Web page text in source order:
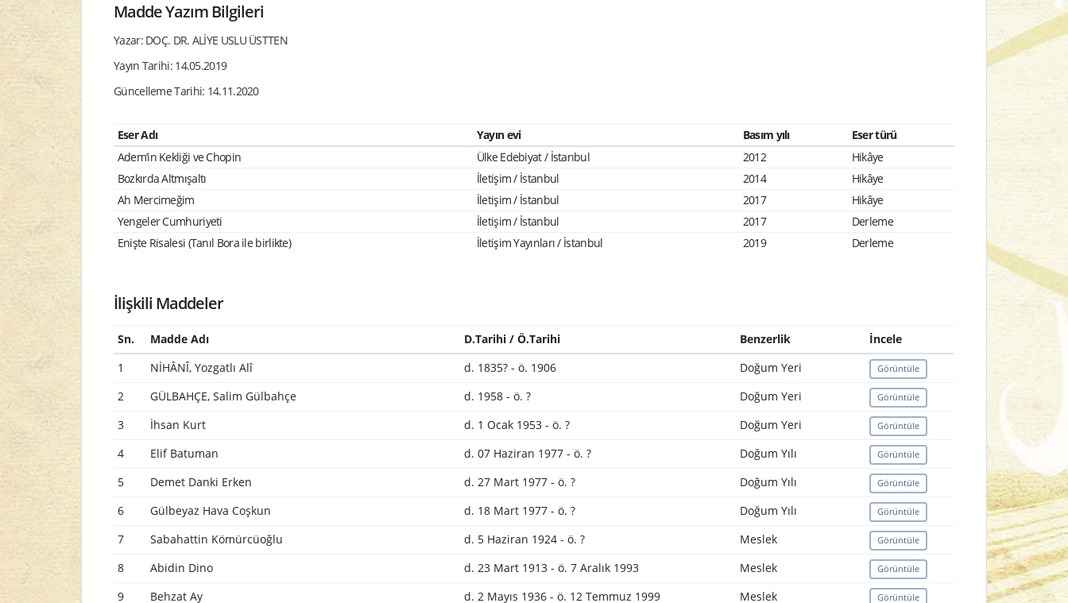
Madde Yazım Bilgileri
Yazar: DOÇ. DR. ALİYE USLU ÜSTTEN
Yayın Tarihi: 14.05.2019
Güncelleme Tarihi: 14.11.2020
Eser Adı Yayın evi Basım yılı
Eser türü
Adem’in Kekliği ve Chopin
Ülke Edebiyat / İstanbul 2012
Hikâye
Bozkırda Altmışaltı
İletişim / İstanbul 2014
Hikâye
Ah Mercimeğim
İletişim / İstanbul 2017
Hikâye
Yengeler Cumhuriyeti
İletişim / İstanbul 2017
Derleme
Enişte Risalesi (Tanıl Bora ile birlikte)
İletişim Yayınları / İstanbul 2019 Derleme
İlişkili Maddeler
Sn. Madde Adı D.Tarihi / Ö.Tarihi Benzerlik
İncele
1
NİHÂNÎ, Yozgatlı Alî d. 1835? - ö. 1906 Doğum Yeri Görüntüle
2 GÜLBAHÇE, Salim Gülbahçe d. 1958 - ö. ? Doğum Yeri Görüntüle
3 İhsan Kurt d. 1 Ocak 1953 - ö. ? Doğum Yeri Görüntüle
4 Elif Batuman d. 07 Haziran 1977 - ö. ? Doğum Yılı Görüntüle
5 Demet Danki Erken d. 27 Mart 1977 - ö. ? Doğum Yılı Görüntüle
6 Gülbeyaz Hava Coşkun d. 18 Mart 1977 - ö. ? Doğum Yılı Görüntüle
7 Sabahattin Kömürcüoğlu d. 5 Haziran 1924 - ö. ? Meslek Görüntüle
8 Abidin Dino d. 23 Mart 1913 - ö. 7 Aralık 1993 Meslek Görüntüle
9 Behzat Ay d. 2 Mayıs 1936 - ö. 12 Temmuz 1999 Meslek Görüntüle